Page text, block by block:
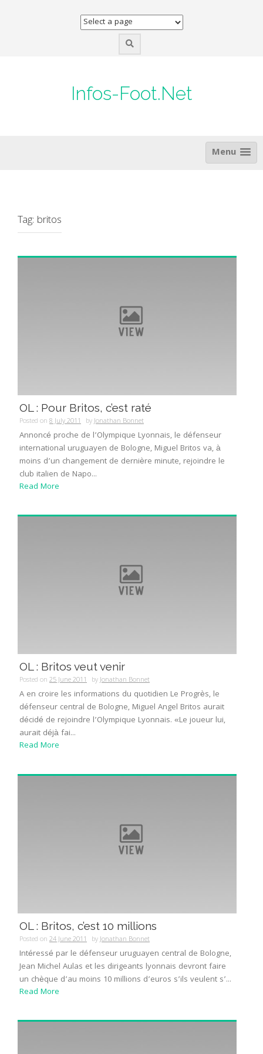
Infos-Foot.Net
Menu
Tag: britos
OL : Pour Britos, c’est raté
Posted on 8 July 2011 byJonathan Bonnet
Annoncé proche de l’Olympique Lyonnais, le défenseur
international uruguayen de Bologne, Miguel Britos va, à
moins d’un changement de dernière minute, rejoindre le
club italien de Napo...
Read More
OL : Britos veut venir
Posted on 25 June 2011 byJonathan Bonnet
A en croire les informations du quotidien Le Progrès, le
défenseur central de Bologne, Miguel Angel Britos aurait
décidé de rejoindre l’Olympique Lyonnais. «Le joueur lui,
aurait déjà fai...
Read More
OL : Britos, c’est 10 millions
Posted on 24 June 2011 byJonathan Bonnet
Intéressé par le défenseur uruguayen central de Bologne,
Jean Michel Aulas et les dirigeants lyonnais devront faire
un chèque d’au moins 10 millions d’euros s’ils veulent s’...
Read More